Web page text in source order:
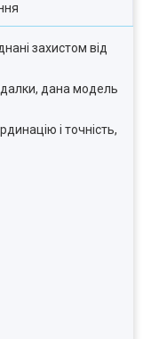
захистом від
дана модель
і точність,